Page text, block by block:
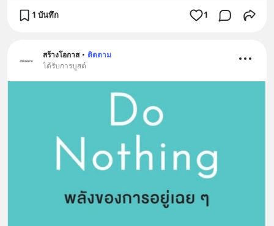
1 บันทึก 1
สร้างโอกาส • ติดตาม
ได้รับการบูสต์